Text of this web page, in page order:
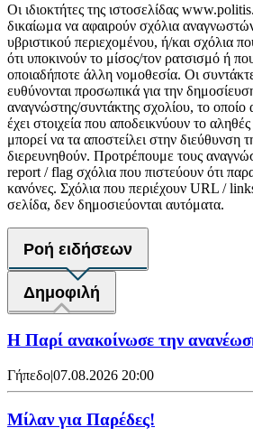
Οι ιδιοκτήτες της ιστοσελίδας
δικαίωμα να αφαιρούν σχόλια
υβριστικού περιεχομένου, ή/και σχόλια
ότι υποκινούν το μίσος/τον ρατσισμό ή
οποιαδήποτε άλλη νομοθεσία. Οι
ευθύνονται προσωπικά για την
αναγνώστης/συντάκτης σχολίου, το οποίο
έχει στοιχεία που αποδεικνύουν το
μπορεί να τα αποστείλει στην διεύθυνση
διερευνηθούν. Προτρέπουμε τους
report / flag σχόλια που πιστεύουν ότι
κανόνες. Σχόλια που περιέχουν URL /
σελίδα, δεν δημοσιεύονται αυτόματα.
Ροή ειδήσεων
Δημοφιλή
Η Παρί ανακοίνωσε την
Γήπεδο|07.08.2026 20:00
Μίλαν για Παρέδες!